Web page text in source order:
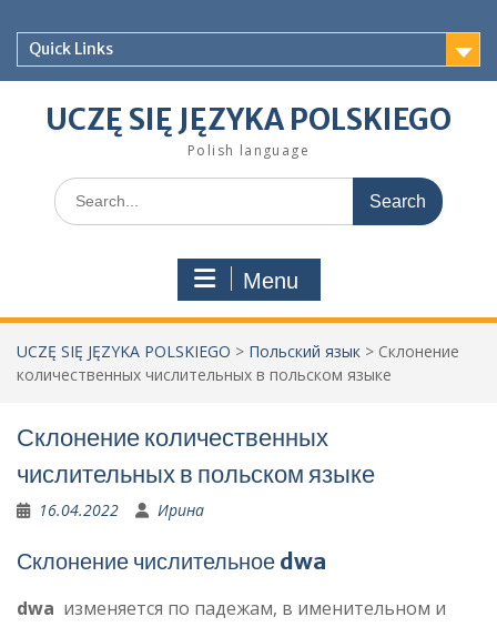
contentQuick Links
UCZĘ SIĘ JĘZYKA POLSKIEGO
Polish language
Search
for:
Menu
UCZĘ SIĘ JĘZYKA POLSKIEGO > Польский язык > Склонение
количественных числительных в польском языке
Склонение количественных
числительных в польском языке
16.04.2022 Ирина
Склонение числительное dwa
dwa изменяется по падежам, в именительном и